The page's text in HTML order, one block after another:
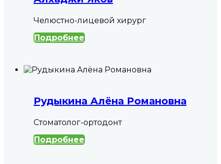
Челюстно-лицевой хирург
Подробнее
Рудыкина Алёна Романовна
Стоматолог-ортодонт
Подробнее